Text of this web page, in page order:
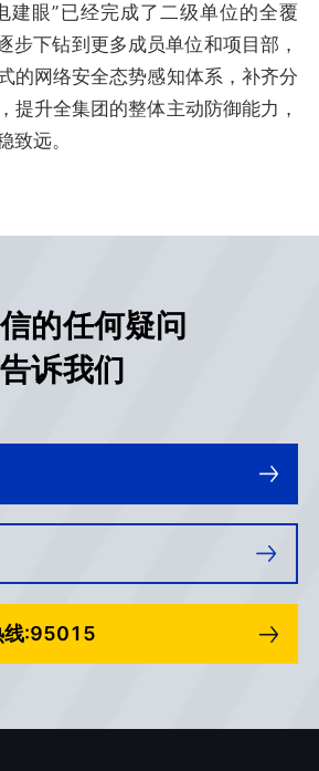
建眼”已经完成了二级单位的全覆
步下钻到更多成员单位和项目部，
的网络安全态势感知体系，补齐分
提升全集团的整体主动防御能力，
致远。
的任何疑问
诉我们
线:95015